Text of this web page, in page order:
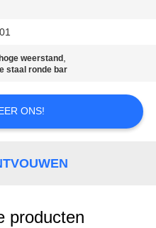
weerstand ,
staal ronde bar
ONS!
producten